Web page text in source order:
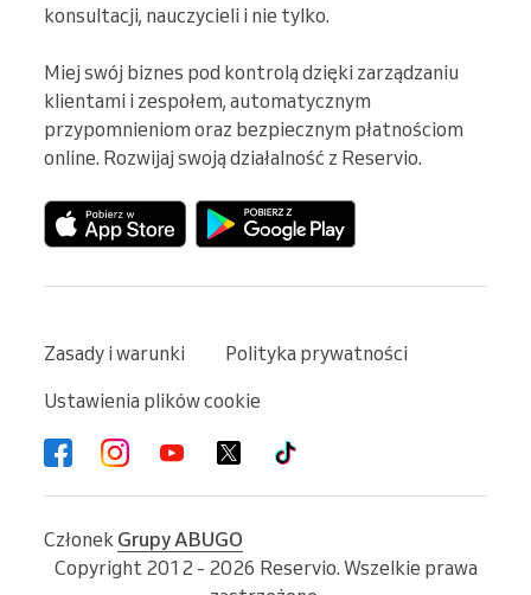
konsultacji, nauczycieli i nie tylko.
Miej swój biznes pod kontrolą dzięki zarządzaniu
klientami i zespołem, automatycznym
przypomnieniom oraz bezpiecznym płatnościom
online. Rozwijaj swoją działalność z Reservio.
Zasady i warunki
Polityka prywatności
Ustawienia plików cookie
Członek Grupy ABUGO
Copyright 2012 - 2026 Reservio. Wszelkie prawa